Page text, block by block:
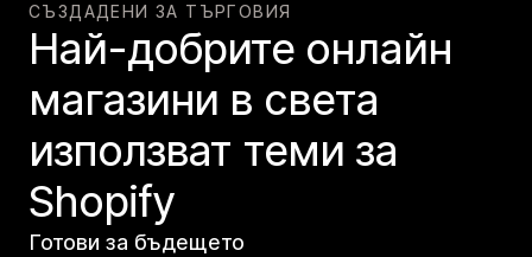
СЪЗДАДЕНИ ЗА ТЪРГОВИЯ
Най-добрите онлайн
магазини в света
използват теми за
Shopify
Готови за бъдещето